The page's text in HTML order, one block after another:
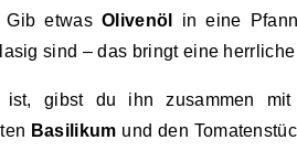
etwas Olivenöl
in eine
sind – das bringt eine
ist, gibst du ihn zusammen mit
Basilikum und den